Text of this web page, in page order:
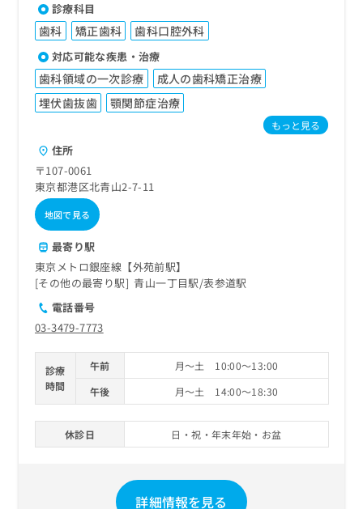
診療科目
歯科 矯正歯科 歯科口腔外科
対応可能な疾患・治療
歯科領域の一次診療
成人の歯科矯正治療
埋伏歯抜歯
顎関節症治療
もっと見る
住所
〒107-0061
東京都港区北青山2-7-11
地図で見る
最寄り駅
東京メトロ銀座線【外苑前駅】
その他の最寄り駅
青山一丁目駅 表参道駅
電話番号
03-3479-7773
診療
時間
午前
月～土 10:00～13:00
午後
月～土 14:00～18:30
休診日 日・祝・年末年始・お盆
詳細情報を見る